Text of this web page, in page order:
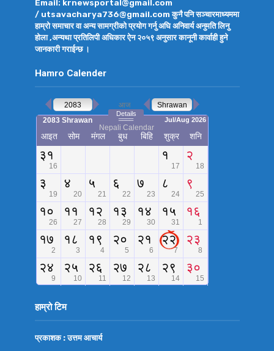
Email: krnewsportal@gmail.com
/ utsavacharya736@gmail.com कुनै पनि सञ्चारमाध्यममा
हाम्रो समाचार वा अन्य सामग्रीको प्रयोग गर्नु अघि अनिवार्य अनुमति लिनु
होला ,अन्यथा प्रतिलिपी अधिकार ऐन २०५९ अनुसार कानूनी कार्वाही हुने
जानकारी गराईन्छ ।
Hamro Calender
हाम्रो टिम
प्रकाशक : उत्तम आचार्य